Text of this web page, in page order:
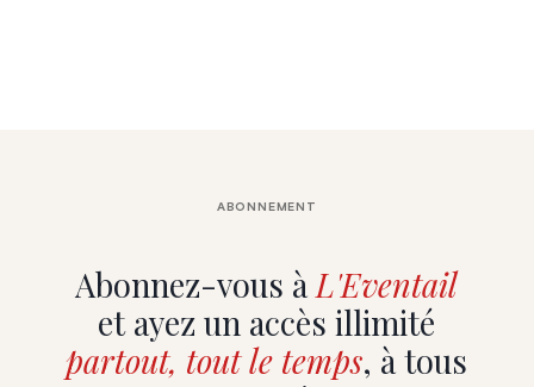
Abonnez-vous àL'Eventail
et ayez un accès illimité
partout, tout le temps, à tous
ABONNEMENT